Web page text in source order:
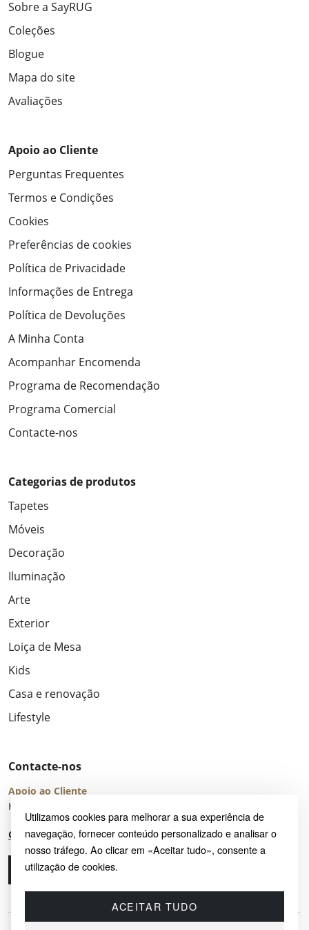
Utilizamos cookies para melhorar a sua experiência de
navegação, fornecer conteúdo personalizado e analisar o
nosso tráfego. Ao clicar em «Aceitar tudo», consente a
utilização de cookies.
ACEITAR TUDO
Sobre a SayRUG
Coleções
Blogue
Mapa do site
Avaliações
Apoio ao Cliente
Perguntas Frequentes
Termos e Condições
Cookies
Preferências de cookies
Política de Privacidade
Informações de Entrega
Política de Devoluções
A Minha Conta
Acompanhar Encomenda
Programa de Recomendação
Programa Comercial
Contacte-nos
Categorias de produtos
Tapetes
Móveis
Decoração
Iluminação
Arte
Exterior
Loiça de Mesa
Kids
Casa e renovação
Lifestyle
Contacte-nos
Apoio ao Cliente
Horário de Atendimento: seg – sex 8:00 – 16:00 (UTC+2)
Centro de Ajuda
Ligue-nos